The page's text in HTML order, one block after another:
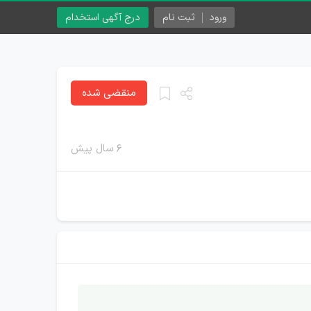
درج آگهی استخدام ورود ثبت نام
۶ سال پیش
منقضی شده